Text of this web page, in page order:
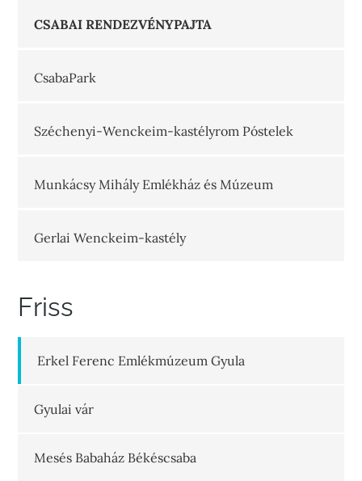
CSABAI RENDEZVÉNYPAJTA
CsabaPark
Széchenyi-Wenckeim-kastélyrom Póstelek
Munkácsy Mihály Emlékház és Múzeum
Gerlai Wenckeim-kastély
Friss
Erkel Ferenc Emlékmúzeum Gyula
Gyulai vár
Mesés Babaház Békéscsaba